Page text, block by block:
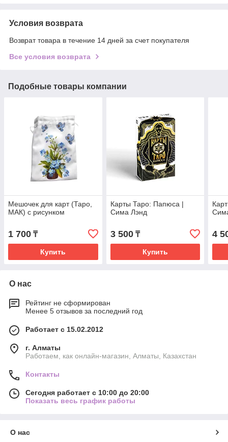
Условия возврата
Возврат товара в течение 14 дней за счет покупателя
Все условия возврата
Подобные товары компании
Мешочек для карт (Таро,
МАК) с рисунком
1 700 ₸
Купить
Карты Таро: Папюса |
Сима Лэнд
3 500₸
Купить
4
О нас
Рейтинг не сформирован
Менее 5 отзывов за последний год
Работает с 15.02.2012
г. Алматы
Работаем, как онлайн-магазин, Алматы, Казахстан
Контакты
Сегодня работает с 10:00 до 20:00
Показать весь график работы
О нас